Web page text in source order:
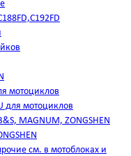
мотоциклов
для мотоциклов
MAGNUM, ZONGSHEN
см. в мотоблоках и